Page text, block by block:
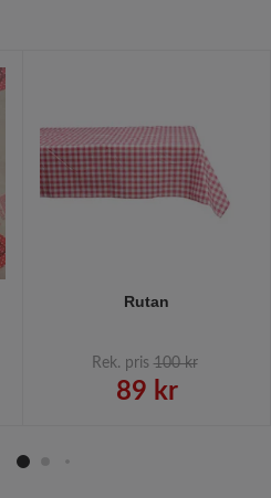
Rutan
Rek. pris 100 kr
89 kr